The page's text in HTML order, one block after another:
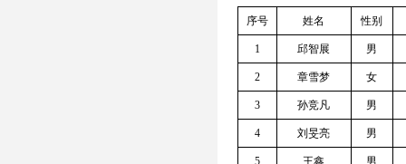
序号 姓名 性别
1 邱智展 男
2 章雪梦 女
3 孙竞凡 男
4 刘旻亮 男
5 王鑫 男